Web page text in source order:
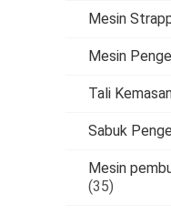
Mesin
Mesin
Tali
Sabuk
Mesin
(35)